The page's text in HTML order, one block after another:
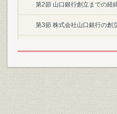
第2節 山口銀行創立までの経
第3節 株式会社山口銀行の創
第2章 戦後復興と当行の再建整備
第1節 戦後日本の経済復興
第2節 当行の再建整備